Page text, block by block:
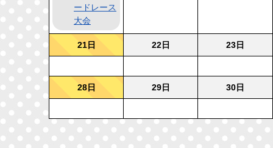
ードレース
大会
21日 22日 23日
28日 29日 30日